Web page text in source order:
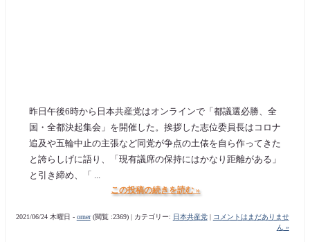
昨日午後6時から日本共産党はオンラインで「都議選必勝、全
国・全都決起集会」を開催した。挨拶した志位委員長はコロナ
追及や五輪中止の主張など同党が争点の土俵を自ら作ってきた
と誇らしげに語り、「現有議席の保持にはかなり距離がある」
と引き締め、「 ...
この投稿の続きを読む »
2021/06/24 木曜日 - orner(閲覧 :2369) | カテゴリー: 日本共産党|
コメントはまだありませ
ん »